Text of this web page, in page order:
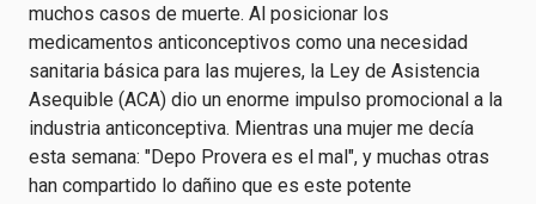
muchos casos de muerte. Al posicionar los
medicamentos anticonceptivos como una necesidad
sanitaria básica para las mujeres, la Ley de Asistencia
Asequible (ACA) dio un enorme impulso promocional a la
industria anticonceptiva. Mientras una mujer me decía
esta semana: "Depo Provera es el mal", y muchas otras
han compartido lo dañino que es este potente